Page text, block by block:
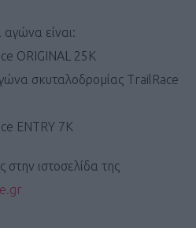
είναι:
ORIGINAL 25K
σκυταλοδρομίας TrailRace
ENTRY 7K
στην ιστοσελίδα της